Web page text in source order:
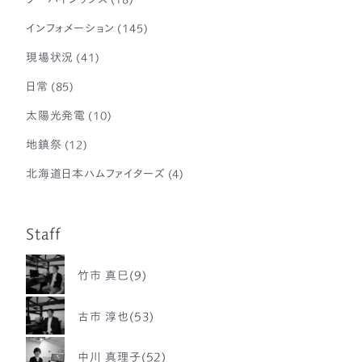
インフォメーション (145)
現場状況 (41)
日常 (85)
太陽光発電 (10)
地鎮祭 (12)
北海道日本ハムファイターズ (4)
Staff
竹市 真巳(9)
古市 淳也(53)
中川 真理子(52)